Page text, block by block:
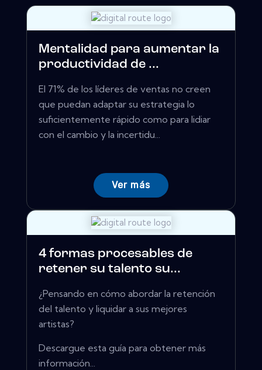
Mentalidad para aumentar la
productividad de ...
El 71% de los líderes de ventas no creen
que puedan adaptar su estrategia lo
suficientemente rápido como para lidiar
con el cambio y la incertidu...
Ver más
4 formas procesables de
retener su talento su...
¿Pensando en cómo abordar la retención
del talento y liquidar a sus mejores
artistas?
Descargue esta guía para obtener más
información...